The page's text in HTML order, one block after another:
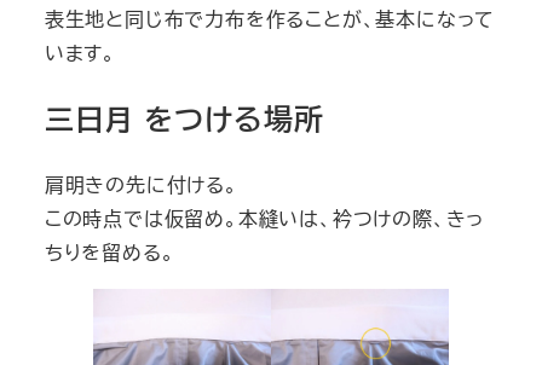
表生地と同じ布で力布を作ることが、基本になって
います。
三日月 をつける場所
肩明きの先に付ける。
この時点では仮留め。本縫いは、衿つけの際、きっ
ちりを留める。